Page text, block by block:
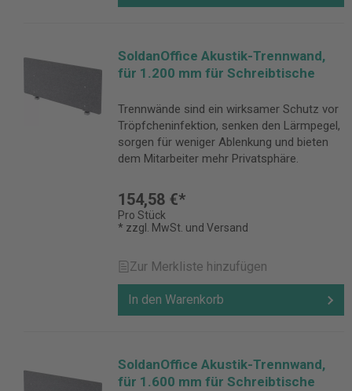
SoldanOffice Akustik-Trennwand,
für 1.200 mm für Schreibtische
Trennwände sind ein wirksamer Schutz vor
Tröpfcheninfektion, senken den Lärmpegel,
sorgen für weniger Ablenkung und bieten
dem Mitarbeiter mehr Privatsphäre.
154,58 €*
Pro Stück
* zzgl. MwSt. und Versand
Zur Merkliste hinzufügen
In den Warenkorb
SoldanOffice Akustik-Trennwand,
für 1.600 mm für Schreibtische